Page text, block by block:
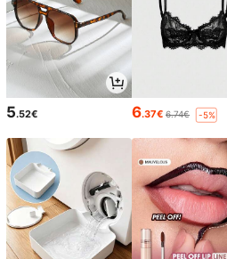
5.52€ 6.37€ 6.74€ -5%